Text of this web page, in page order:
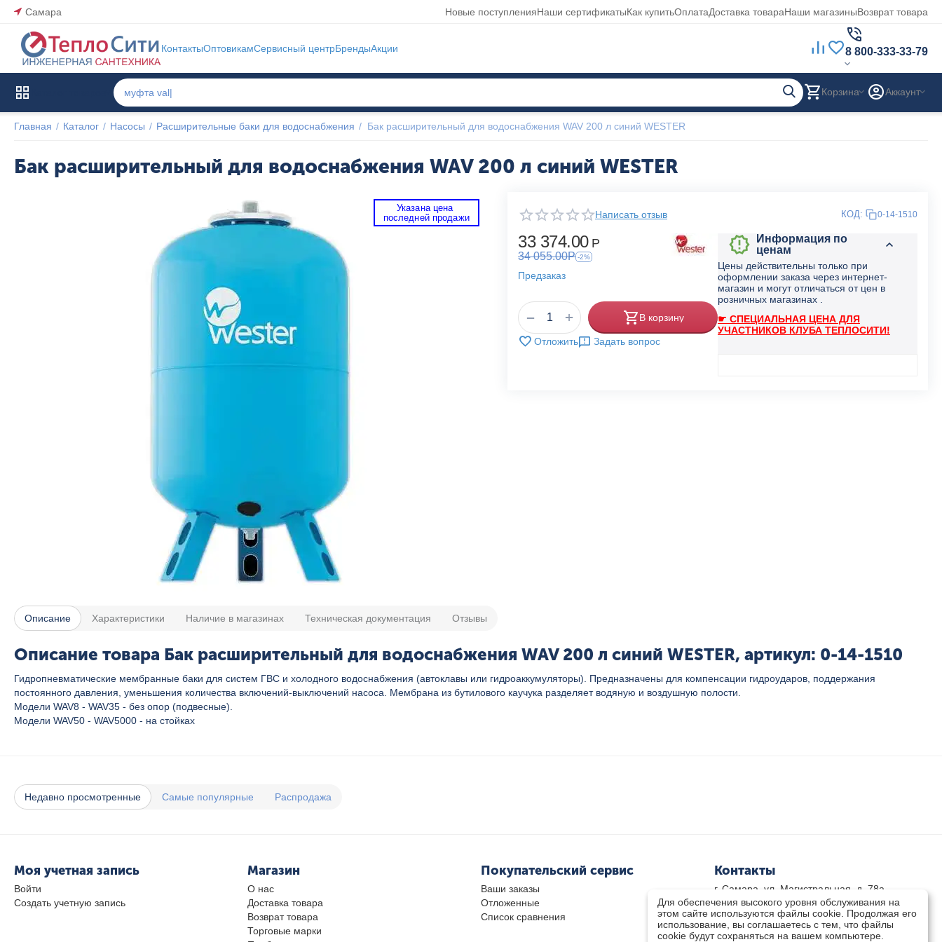
Самара Новые поступленияНаши сертификатыКак купитьОплатаДоставка товараНаши магазиныВозврат товара
КонтактыОптовикамСервисный центрБрендыАкции 8 800-333-33-79
Корзина Аккаунт
Главная / Каталог / Насосы / Расширительные баки для водоснабжения / Бак расширительный для водоснабжения WAV 200 л синий WESTER
Бак расширительный для водоснабжения WAV 200 л синий WESTER
Указана цена
последней продажи
Написать отзыв КОД: 0-14-1510
33 374.00 Р
34 055.00Р -2%
Предзаказ
+
− В корзину
Отложить Задать вопрос
Информация по
ценам
Цены действительны только при
оформлении заказа через интернет-
магазин и могут отличаться от цен в
розничных магазинах .
☛ СПЕЦИАЛЬНАЯ ЦЕНА ДЛЯ
УЧАСТНИКОВ КЛУБА ТЕПЛОСИТИ!
Описание Характеристики Наличие в магазинах Техническая документация Отзывы
Описание товара Бак расширительный для водоснабжения WAV 200 л синий WESTER, артикул: 0-14-1510
Гидропневматические мембранные баки для систем ГВС и холодного водоснабжения (автоклавы или гидроаккумуляторы). Предназначены для компенсации гидроударов, поддержания
постоянного давления, уменьшения количества включений-выключений насоса. Мембрана из бутилового каучука разделяет водяную и воздушную полости.
Модели WAV8 - WAV35 - без опор (подвесные).
Модели WAV50 - WAV5000 - на стойках
Недавно просмотренные Самые популярные Распродажа
Моя учетная запись
Войти
Создать учетную запись
Магазин
О нас
Доставка товара
Возврат товара
Торговые марки
Покупательский сервис
Ваши заказы
Отложенные
Список сравнения
Контакты
г. Самара, ул. Магистральная, д. 78а
8 800-333-33-79(звонок бесплатный)
8(846)-211-03-15
Пн-Пт 8.30 - 17.30 Сб 9.00 - 16.00
Для обеспечения высокого уровня обслуживания на
этом сайте используются файлы cookie. Продолжая его
использование, вы соглашаетесь с тем, что файлы
cookie будут сохраняться на вашем компьютере.